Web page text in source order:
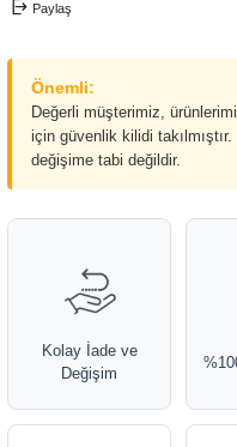
Paylaş
Önemli:
Değerli müşterimiz,
için güvenlik kilidi
değişime tabi değildir.
Kolay İade ve
Değişim